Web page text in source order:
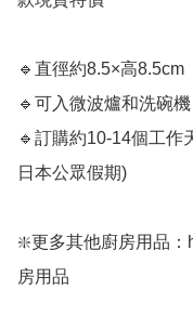
🔹直徑約8.5×高8.5cm﻿
🔹可入微波爐和洗碗機
🔹訂購約10-14個工作
日本公眾假期)
❇️更多其他廚房用品：
房用品